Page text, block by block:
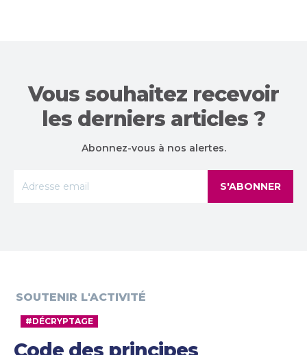
Vous souhaitez recevoir
les derniers articles ?
Abonnez-vous à nos alertes.
S'ABONNER